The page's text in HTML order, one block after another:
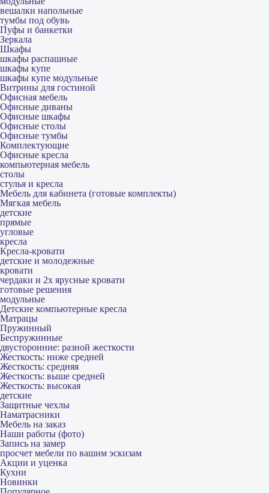
вешалки напольные
тумбы под обувь
Пуфы и банкетки
Зеркала
Шкафы
шкафы распашные
шкафы купе
шкафы купе модульные
Витрины для гостиной
Офисная мебель
Офисные диваны
Офисные шкафы
Офисные столы
Офисные тумбы
Комплектующие
Офисные кресла
компьютерная мебель
столы
стулья и кресла
Мебель для кабинета (готовые комплекты)
Мягкая мебель
детские
прямые
угловые
кресла
Кресла-кровати
детские и молодежные
кровати
чердаки и 2х ярусные кровати
готовые решения
модульные
Детские компьютерные кресла
Матрацы
Пружинный
Беспружинные
двусторонние: разной жесткости
Жесткость: ниже средней
Жесткость: средняя
Жесткость: выше средней
Жесткость: высокая
детские
Защитные чехлы
Наматрасники
Мебель на заказ
Наши работы (фото)
Запись на замер
просчет мебели по вашим эскизам
Акции и уценка
Кухни
Новинки